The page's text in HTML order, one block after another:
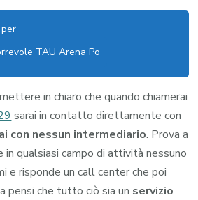
TAU Arena Po
in chiaro che quando chiamerai
sarai in contatto direttamente con
con nessun intermediario. Prova a
qualsiasi campo di attività nessuno
e risponde un call center che poi
pensi che tutto ciò sia un servizio